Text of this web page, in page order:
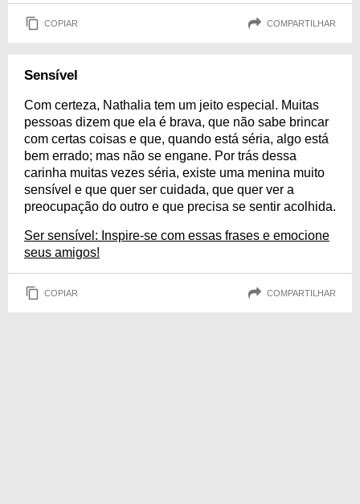
COPIAR COMPARTILHAR
Sensível
Com certeza, Nathalia tem um jeito especial. Muitas
pessoas dizem que ela é brava, que não sabe brincar
com certas coisas e que, quando está séria, algo está
bem errado; mas não se engane. Por trás dessa
carinha muitas vezes séria, existe uma menina muito
sensível e que quer ser cuidada, que quer ver a
preocupação do outro e que precisa se sentir acolhida.
Ser sensível: Inspire-se com essas frases e emocione
seus amigos!
COPIAR COMPARTILHAR